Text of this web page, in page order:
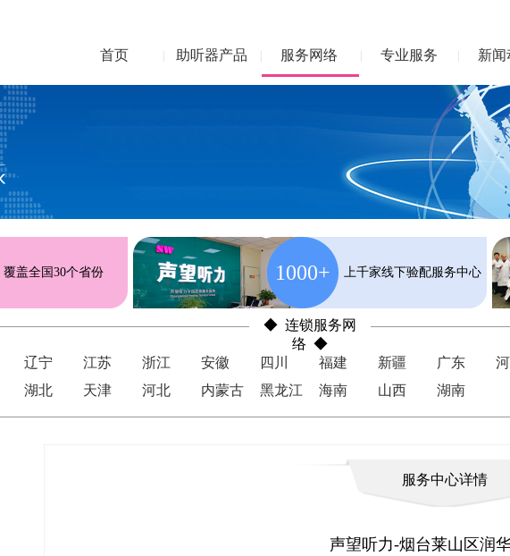
新闻
专业服务
服务网络
助听器产品
首页
覆盖全国30个省份 1000+ 上千家线下验配服务中心
◆ 连锁服务网
络 ◆
辽宁 江苏 浙江 安徽 四川 福建 新疆 广东
湖北 天津 河北 内蒙古 黑龙江 海南 山西 湖南
服务中心详情
声望听力-烟台莱山区润